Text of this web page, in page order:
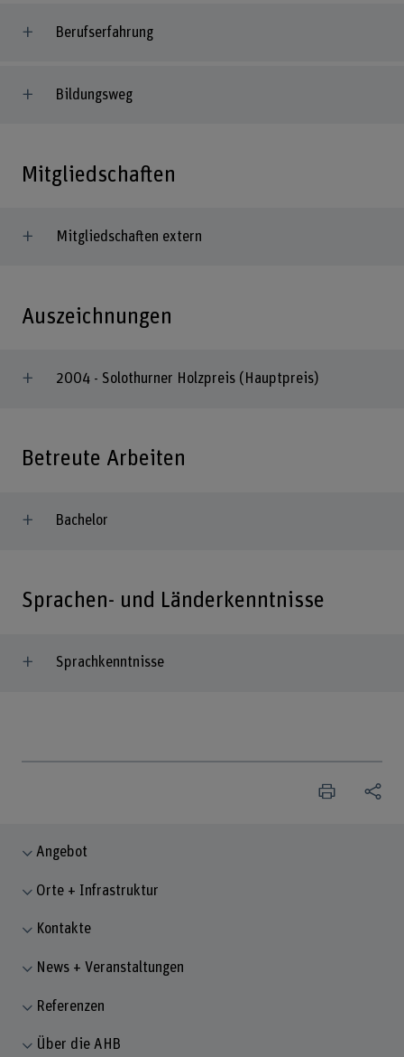
Berufserfahrung
Bildungsweg
Mitgliedschaften
Mitgliedschaften extern
Auszeichnungen
2004 - Solothurner Holzpreis (Hauptpreis)
Betreute Arbeiten
Bachelor
Sprachen- und Länderkenntnisse
Sprachkenntnisse
Angebot
Orte + Infrastruktur
Kontakte
News + Veranstaltungen
Referenzen
Über die AHB